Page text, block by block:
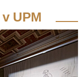
v UPM